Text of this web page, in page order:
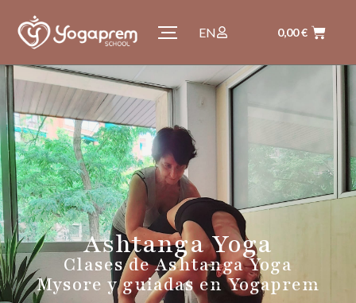
EN 0,00€
Ashtanga Yoga
Clases de Ashtanga Yoga
Mysore y guiadas en Yogaprem